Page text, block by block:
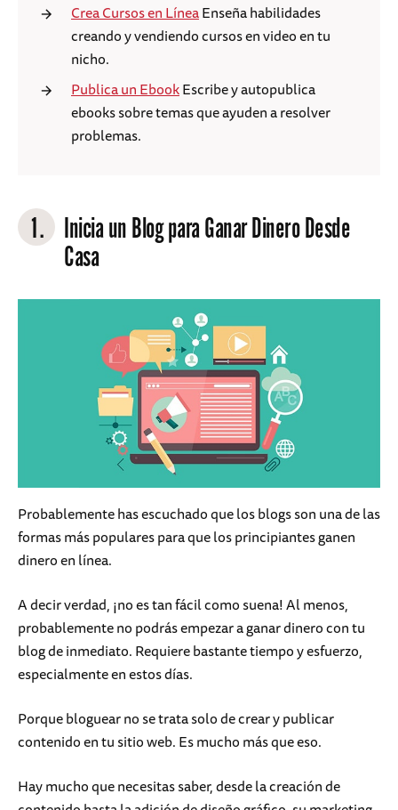
Crea Cursos en LíneaEnseña habilidades
creando y vendiendo cursos en video en tu
nicho.
Publica un EbookEscribe y autopublica
ebooks sobre temas que ayuden a resolver
problemas.
1. Inicia un Blog para Ganar Dinero Desde
Casa
Probablemente has escuchado que los blogs son una de las
formas más populares para que los principiantes ganen
dinero en línea.
A decir verdad, ¡no es tan fácil como suena! Al menos,
probablemente no podrás empezar a ganar dinero con tu
blog de inmediato. Requiere bastante tiempo y esfuerzo,
especialmente en estos días.
Porque bloguear no se trata solo de crear y publicar
contenido en tu sitio web. Es mucho más que eso.
Hay mucho que necesitas saber, desde la creación de